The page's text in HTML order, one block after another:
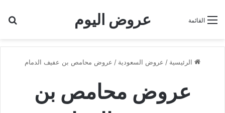
عروض اليوم القائمة
الرئيسية / عروض السعودية / عروض محامص بن عفيف الدمام
عروض محامص بن